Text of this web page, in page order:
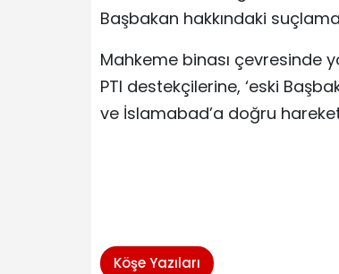
Başbakan hakkındaki
Mahkeme binası çevresinde
PTI destekçilerine, ‘eski
ve İslamabad’a doğru
Köşe Yazıları